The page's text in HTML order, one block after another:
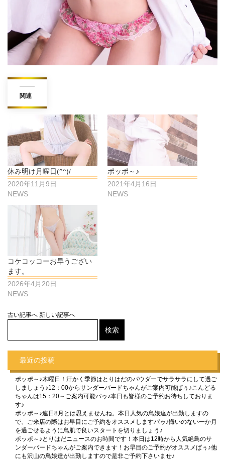
関連
休み明け月曜日(^^)/
2020年11月9日
NEWS
ポッポ～♪
2021年4月16日
NEWS
コケコッコーお早うござい
ます。
2026年4月20日
NEWS
古い記事へ 新しい記事へ
最近の投稿
ポッポ～♪木曜日！汗かく季節はとりはだのパウダーでサラサラにして過ご
しましょう♪12：00からサンダーバードちゃんがご案内可能ぱぅ♪こんどる
ちゃんは15：20～ご案内可能パゥ♪本日も皆様のご予約お待ちしておりま
す♪
ポッポ～♪連日8月とは思えませんね。本日人気の鳥娘達が出勤しますの
で、ご来店の際はお早目にご予約をオススメしますパゥ♪悔いのない一か月
を過ごせるように鳥肌で良いスタートを切りましょう♪
ポッポ～♪とりはだニュースのお時間です！本日は12時から人気絶鳥のサ
ンダーバードちゃんがご案内できます！お早目のご予約がオススメぱぅ♪他
にも沢山の鳥娘達が出勤しますので是非ご予約下さいませ♪